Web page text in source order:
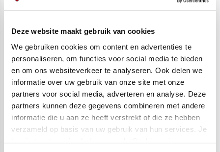
Deze website maakt gebruik van cookies
We gebruiken cookies om content en advertenties te
personaliseren, om functies voor social media te bieden
en om ons websiteverkeer te analyseren. Ook delen we
informatie over uw gebruik van onze site met onze
partners voor social media, adverteren en analyse. Deze
partners kunnen deze gegevens combineren met andere
informatie die u aan ze heeft verstrekt of die ze hebben
verzameld op basis van uw gebruik van hun services. Je
kan je toestemming beheren op de Cookiepagina.
Opstelling Jong Zeeland, eerste helft:
Finn Murre; Reza Maipauw, Mitchel de Nooijer, Wout
Verhulst, Jeremy Noa, Maarten Hazelaar, Luuk van
Vossen, Hicham Bouzambou.
Opstelling Jong Zeeland, tweede helft:
Dion Aertsen; Sander Versendaal, Stefan de Bert, Ewout
van Troost, Rick Kramer, Sven Wisse, Devano Riemens,